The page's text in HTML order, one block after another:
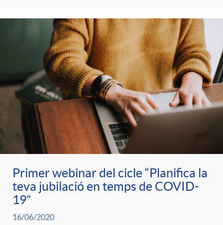
Primer webinar del cicle “Planifica la
teva jubilació en temps de COVID-
19”
16/06/2020